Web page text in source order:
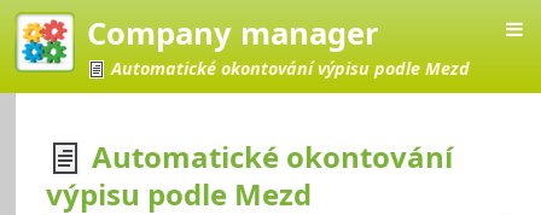
Company manager
Automatické okontování výpisu podle Mezd
Automatické okontování
výpisu podle Mezd